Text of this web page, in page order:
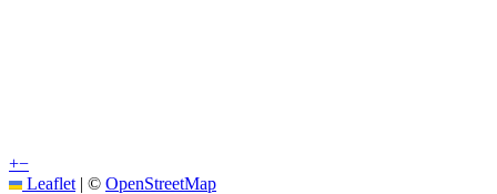
+−
Leaflet | © OpenStreetMap